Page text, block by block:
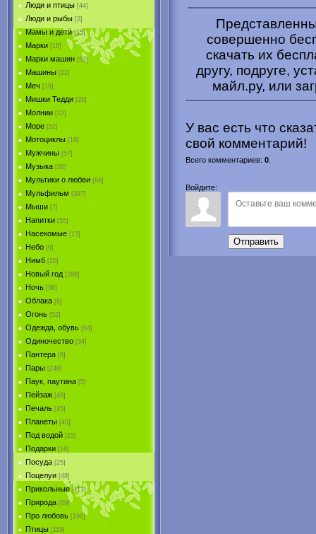
Люди и птицы [44]
Люди и рыбы [2]
Мамы и дети [15]
Марки [18]
Марки машин [53]
Машины [22]
Меч [19]
Мишки Тедди [20]
Молнии [12]
Море [52]
Мотоциклы [19]
Мужчины [57]
Музыка [26]
Мультики о любви [66]
Мульфильм [397]
Мыши [7]
Напитки [55]
Насекомые [13]
Небо [9]
Нимб [20]
Новый год [288]
Ночь [36]
Облака [6]
Огонь [52]
Одежда, обувь [64]
Одиночество [34]
Пантера [8]
Пары [248]
Паук, паутина [5]
Пейзаж [49]
Печаль [35]
Планеты [45]
Под водой [15]
Подарки [16]
Посуда [25]
Поцелуи [48]
Прикольные [117]
Природа [69]
Про любовь [196]
Птицы [119]
совершенно
скачать их
другу, подруге,
майл.ру, или
У вас есть что
свой комментарий!
Всего комментариев: 0
Войдите:
Отправить